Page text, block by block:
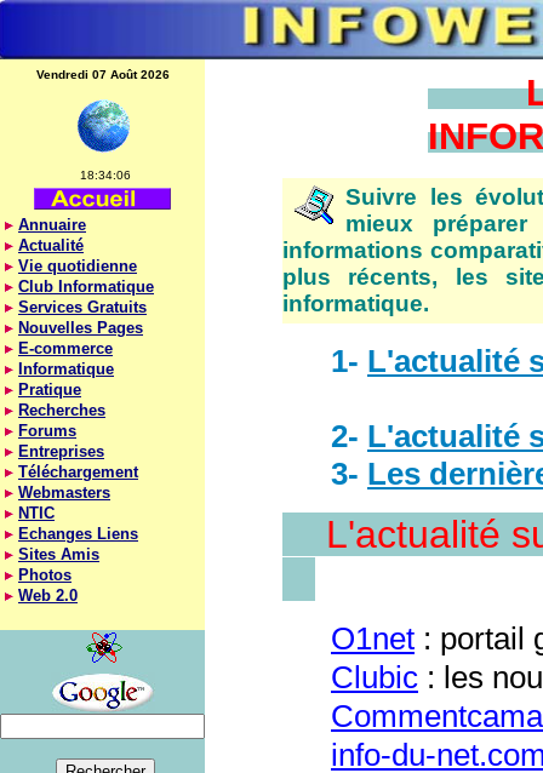
Vendredi 07 Août 2026
18:34:06
Annuaire
Actualité
Vie quotidienne
Club Informatique
Services Gratuits
Nouvelles Pages
E-commerce
Informatique
Pratique
Recherches
Forums
Entreprises
Téléchargement
Webmasters
NTIC
Echanges Liens
Sites Amis
Photos
Web 2.0
Suivre les
mieux
informations
plus récents, les
informatique.
1- L'actualité
2- L'actualité
3- Les
L'actualité
O1net : portail
Clubic : les
info-du-